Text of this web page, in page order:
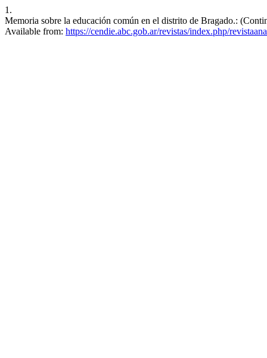
1.
Memoria sobre la educación común en el distrito de Bragado.:
Available from: https://cendie.abc.gob.ar/revistas/index.php/